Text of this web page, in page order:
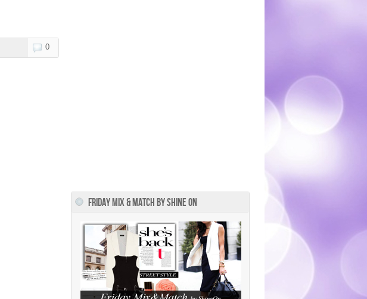
0
FRIDAY MIX & MATCH BY SHINE ON